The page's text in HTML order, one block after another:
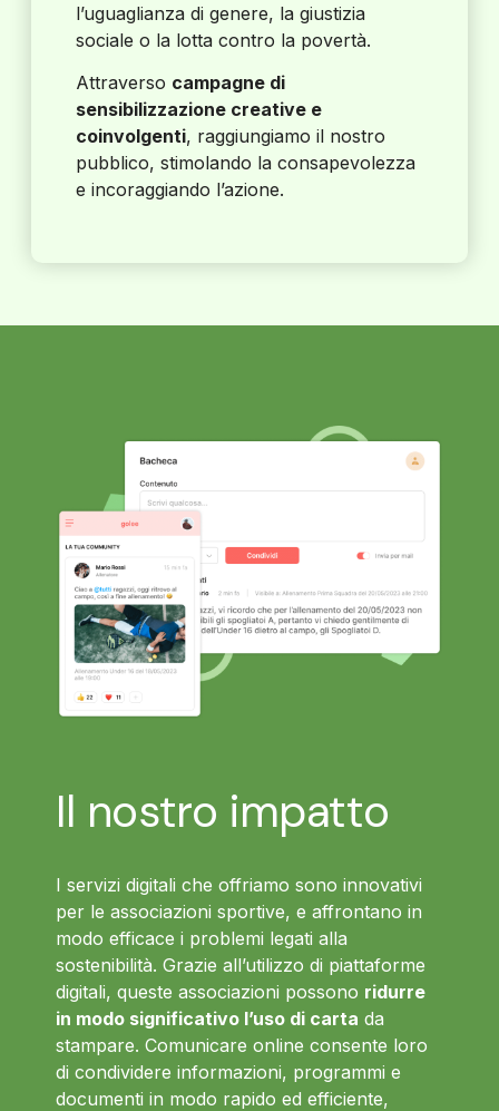
l’uguaglianza di genere, la giustizia
sociale o la lotta contro la povertà.
Attraverso campagne di
sensibilizzazione creative e
coinvolgenti, raggiungiamo il nostro
pubblico, stimolando la consapevolezza
e incoraggiando l’azione.
Il nostro impatto
I servizi digitali che offriamo sono innovativi
per le associazioni sportive, e affrontano in
modo efficace i problemi legati alla
sostenibilità. Grazie all’utilizzo di piattaforme
digitali, queste associazioni possono ridurre
in modo significativo l’uso di carta da
stampare. Comunicare online consente loro
di condividere informazioni, programmi e
documenti in modo rapido ed efficiente,